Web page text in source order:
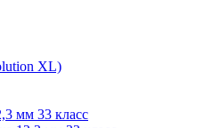
XL)
мм 33 класс